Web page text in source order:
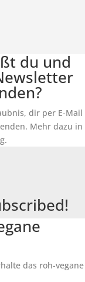
du und
dir per E-Mail
Mehr dazu in
das roh-vegane